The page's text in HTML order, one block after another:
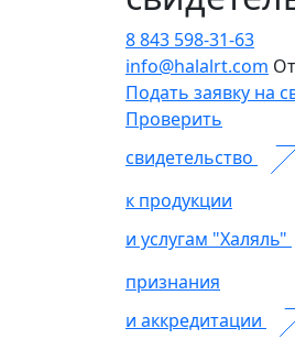
8 843 598-31-63
info@halalrt.com
Подать заявку на
Проверить
свидетельство
к продукции
и услугам "Халяль"
признания
и аккредитации